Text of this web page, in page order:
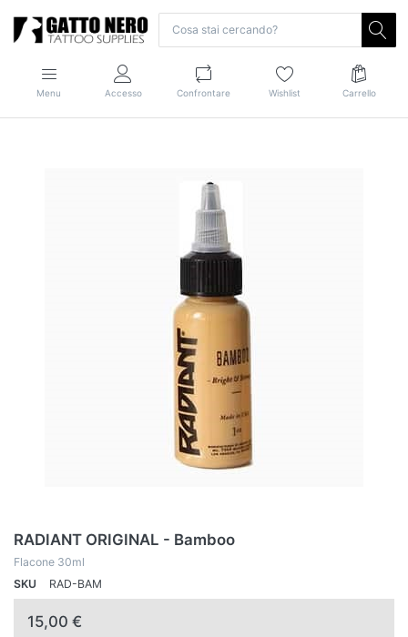
Menu Accesso Confrontare Wishlist Carrello
RADIANT ORIGINAL - Bamboo
Flacone 30ml
SKU
RAD-BAM
15,00 €